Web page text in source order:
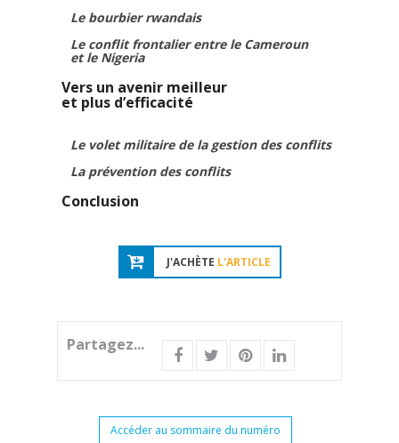
Le bourbier rwandais
Le conflit frontalier entre le Cameroun
et le Nigeria
Vers un avenir meilleur
et plus d’efficacité
Le volet militaire de la gestion des conflits
La prévention des conflits
Conclusion
J'ACHÈTE L'ARTICLE
Partagez...
Accéder au sommaire du numéro